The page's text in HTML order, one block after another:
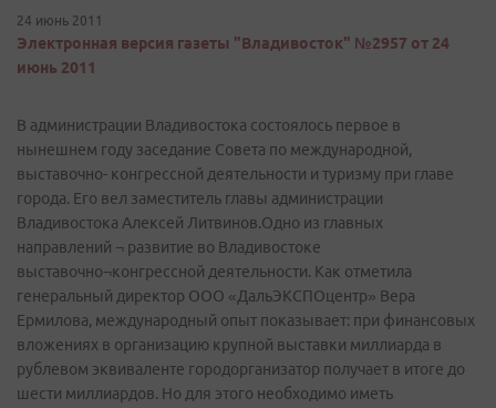
24 июнь 2011
Электронная версия газеты "Владивосток" №2957 от 24
июнь 2011
В администрации Владивостока состоялось первое в
нынешнем году заседание Совета по международной,
выставочно- конгрессной деятельности и туризму при главе
города. Его вел заместитель главы администрации
Владивостока Алексей Литвинов.Одно из главных
направлений ¬ развитие во Владивостоке
выставочно¬конгрессной деятельности. Как отметила
генеральный директор ООО «ДальЭКСПОцентр» Вера
Ермилова, международный опыт показывает: при финансовых
вложениях в организацию крупной выставки миллиарда в
рублевом эквиваленте город­организатор получает в итоге до
шести миллиардов. Но для этого необходимо иметь